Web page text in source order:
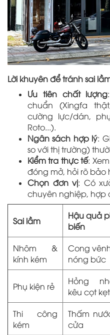
Lời khuyên để tránh sai
Ưu tiên chất lượng
chuẩn (Xingfa
cường lực/dán,
Roto...).
Ngân sách hợp lý:
so với thị trường)
Kiểm tra thực tế:
đóng mở, hỏi rõ bảo
Chọn đơn vị: Có
chuyên nghiệp, hợp
Sai lầm
Hậu quả
biến
Nhôm &
kính kém
Cong
nóng bức
Phụ kiện rẻ
Hỏng
kêu cọt kẹt
Thi công
kém
Thấm
cửa